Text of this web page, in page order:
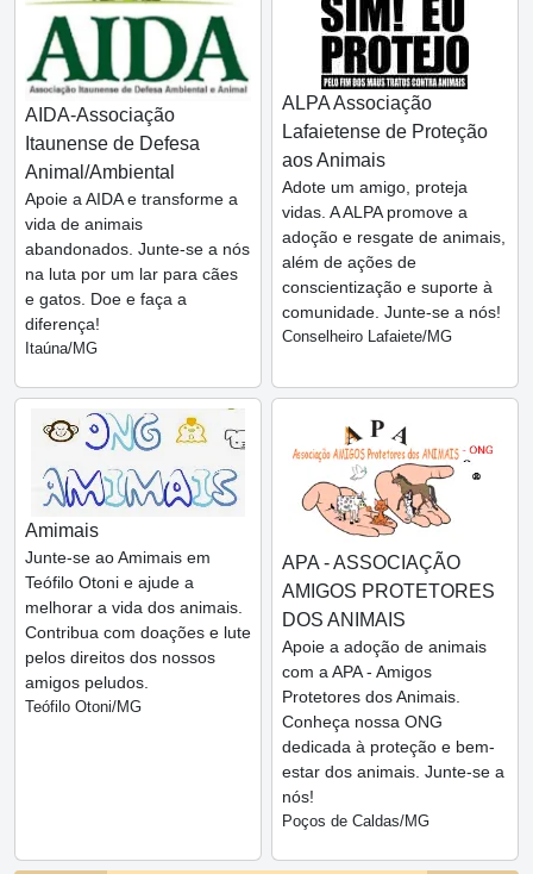
AIDA-Associação
Itaunense de Defesa
Animal/Ambiental
Apoie a AIDA e transforme a
vida de animais
abandonados. Junte-se a nós
na luta por um lar para cães
e gatos. Doe e faça a
diferença!
Itaúna/MG
ALPA Associação
Lafaietense de Proteção
aos Animais
Adote um amigo, proteja
vidas. A ALPA promove a
adoção e resgate de animais,
além de ações de
conscientização e suporte à
comunidade. Junte-se a nós!
Conselheiro Lafaiete/MG
Amimais
Junte-se ao Amimais em
Teófilo Otoni e ajude a
melhorar a vida dos animais.
Contribua com doações e lute
pelos direitos dos nossos
amigos peludos.
Teófilo Otoni/MG
APA - ASSOCIAÇÃO
AMIGOS PROTETORES
DOS ANIMAIS
Apoie a adoção de animais
com a APA - Amigos
Protetores dos Animais.
Conheça nossa ONG
dedicada à proteção e bem-
estar dos animais. Junte-se a
nós!
Poços de Caldas/MG